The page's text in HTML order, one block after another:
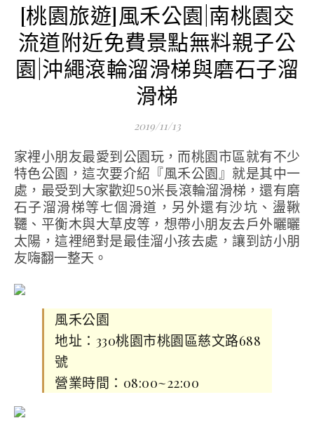
[桃園旅遊]風禾公園|南桃園交
流道附近免費景點無料親子公
園|沖繩滾輪溜滑梯與磨石子溜
滑梯
2019/11/13
家裡小朋友最愛到公園玩，而桃園市區就有不少
特色公園，這次要介紹『風禾公園』就是其中一
處，最受到大家歡迎50米長滾輪溜滑梯，還有磨
石子溜滑梯等七個滑道，另外還有沙坑、盪鞦
韆、平衡木與大草皮等，想帶小朋友去戶外曬曬
太陽，這裡絕對是最佳溜小孩去處，讓到訪小朋
友嗨翻一整天。
風禾公園
地址：330桃園市桃園區慈文路688
號
營業時間：08:00~22:00